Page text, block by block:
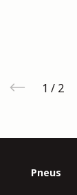
1 / 2
Pneus